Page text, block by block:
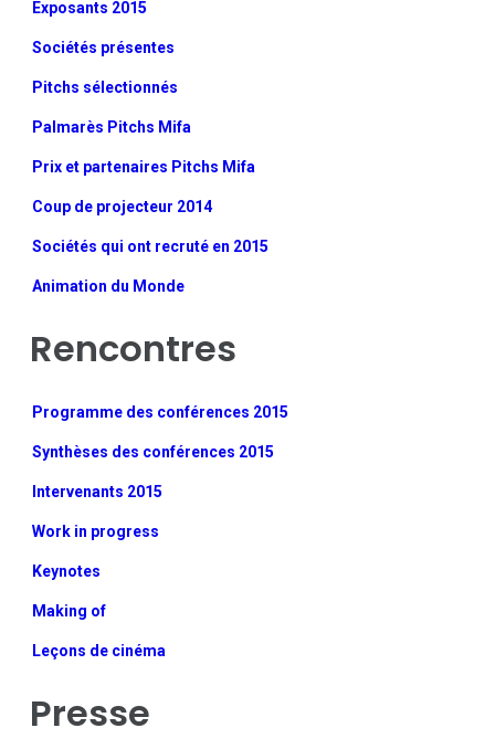
Exposants 2015
Sociétés présentes
Pitchs sélectionnés
Palmarès Pitchs Mifa
Prix et partenaires Pitchs Mifa
Coup de projecteur 2014
Sociétés qui ont recruté en 2015
Animation du Monde
Rencontres
Programme des conférences 2015
Synthèses des conférences 2015
Intervenants 2015
Work in progress
Keynotes
Making of
Leçons de cinéma
Presse